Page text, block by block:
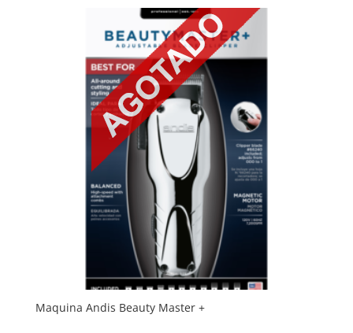
Maquina Andis Beauty Master +